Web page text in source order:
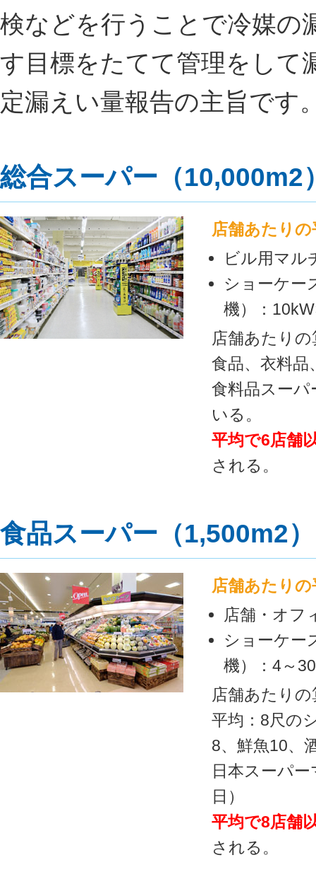
検などを行うことで冷媒の
す目標をたてて管理をして
定漏えい量報告の主旨です
総合スーパー（10,000m2
店舗あたり
ビル用マル
ショーケー
機）：
店舗あたり
食品、衣料品
食料品スー
いる。
平均で6店舗
される。
食品スーパー（1,500m2）
店舗あたり
店舗・オフ
ショーケー
機）：4～
店舗あたり
平均：8尺の
8、鮮魚10、
日本スーパ
日）
平均で8店舗
される。